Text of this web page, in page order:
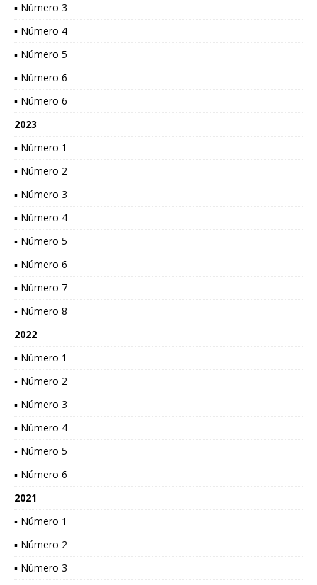
▪ Número 3
▪ Número 4
▪ Número 5
▪ Número 6
▪ Número 6
2023
▪ Número 1
▪ Número 2
▪ Número 3
▪ Número 4
▪ Número 5
▪ Número 6
▪ Número 7
▪ Número 8
2022
▪ Número 1
▪ Número 2
▪ Número 3
▪ Número 4
▪ Número 5
▪ Número 6
2021
▪ Número 1
▪ Número 2
▪ Número 3